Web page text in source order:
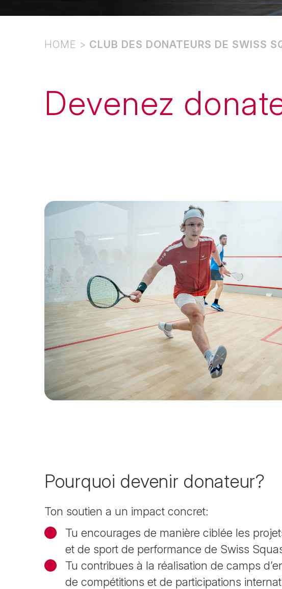
HOME > CLUB DES DONATEURS DE SWISS
Devenez
Pourquoi devenir donateur?
Ton soutien a un impact concret:
Tu encourages de manière ciblée les
et de sport de performance de Swiss
Tu contribues à la réalisation de camps
de compétitions et de participations